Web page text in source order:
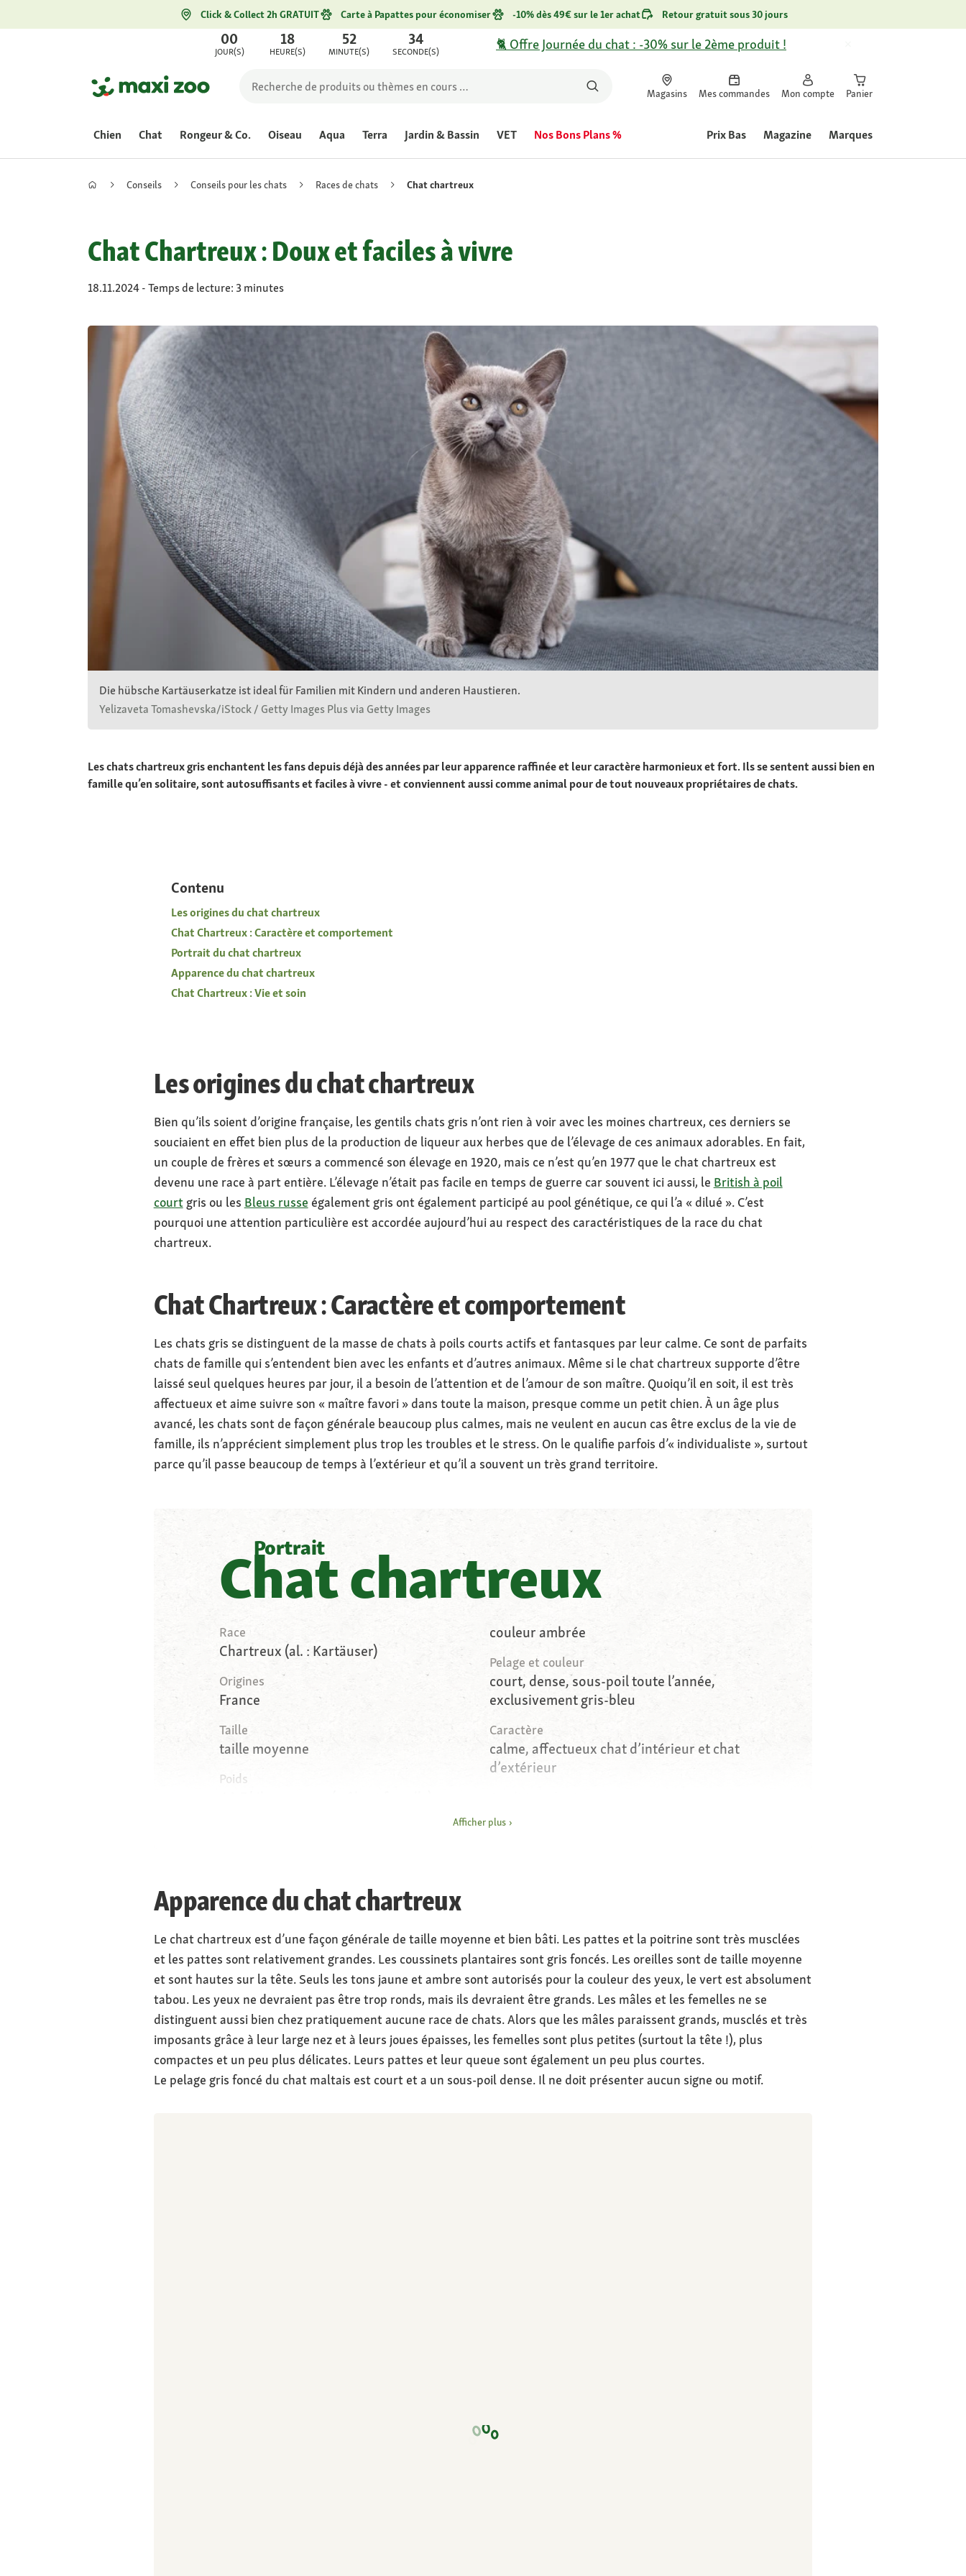
Click & Collect 2h GRATUIT Carte à Papattes pour économiser -10% dès 49€ sur le 1er achat Retour gratuit sous 30 jours
00
JOUR(S)
18
HEURE(S)
52
MINUTE(S)
34
SECONDE(S) 🐈 Offre Journée du chat : -30% sur le 2ème produit !
Magasins Mes commandes Mon compte Panier
Chien Chat Rongeur & Co. Oiseau Aqua Terra Jardin & Bassin VET Nos Bons Plans % Prix Bas Magazine Marques
Conseils Conseils pour les chats Races de chats Chat chartreux
Chat Chartreux : Doux et faciles à vivre
18.11.2024 - Temps de lecture: 3 minutes
Die hübsche Kartäuserkatze ist ideal für Familien mit Kindern und anderen Haustieren.
Yelizaveta Tomashevska/iStock / Getty Images Plus via Getty Images
Les chats chartreux gris enchantent les fans depuis déjà des années par leur apparence raffinée et leur caractère harmonieux et fort. Ils se sentent aussi bien en
famille qu’en solitaire, sont autosuffisants et faciles à vivre - et conviennent aussi comme animal pour de tout nouveaux propriétaires de chats.
Contenu
Les origines du chat chartreux
Chat Chartreux : Caractère et comportement
Portrait du chat chartreux
Apparence du chat chartreux
Chat Chartreux : Vie et soin
Les origines du chat chartreux
Bien qu’ils soient d’origine française, les gentils chats gris n’ont rien à voir avec les moines chartreux, ces derniers se
souciaient en effet bien plus de la production de liqueur aux herbes que de l’élevage de ces animaux adorables. En fait,
un couple de frères et sœurs a commencé son élevage en 1920, mais ce n’est qu’en 1977 que le chat chartreux est
devenu une race à part entière. L’élevage n’était pas facile en temps de guerre car souvent ici aussi, le British à poil
courtgris ou les Bleus russe également gris ont également participé au pool génétique, ce qui l’a « dilué ». C’est
pourquoi une attention particulière est accordée aujourd’hui au respect des caractéristiques de la race du chat
chartreux.
Chat Chartreux : Caractère et comportement
Les chats gris se distinguent de la masse de chats à poils courts actifs et fantasques par leur calme. Ce sont de parfaits
chats de famille qui s’entendent bien avec les enfants et d’autres animaux. Même si le chat chartreux supporte d’être
laissé seul quelques heures par jour, il a besoin de l’attention et de l’amour de son maître. Quoiqu’il en soit, il est très
affectueux et aime suivre son « maître favori » dans toute la maison, presque comme un petit chien. À un âge plus
avancé, les chats sont de façon générale beaucoup plus calmes, mais ne veulent en aucun cas être exclus de la vie de
famille, ils n’apprécient simplement plus trop les troubles et le stress. On le qualifie parfois d’« individualiste », surtout
parce qu’il passe beaucoup de temps à l’extérieur et qu’il a souvent un très grand territoire.
Portrait
Chat chartreux
Race
Chartreux (al. : Kartäuser)
Origines
France
Taille
taille moyenne
Poids
couleur ambrée
Pelage et couleur
court, dense, sous-poil toute l’année,
exclusivement gris-bleu
Caractère
calme, affectueux chat d’intérieur et chat
d’extérieur
Chat d’intérieur et chat d’extérieur
Afficher plus
Apparence du chat chartreux
Le chat chartreux est d’une façon générale de taille moyenne et bien bâti. Les pattes et la poitrine sont très musclées
et les pattes sont relativement grandes. Les coussinets plantaires sont gris foncés. Les oreilles sont de taille moyenne
et sont hautes sur la tête. Seuls les tons jaune et ambre sont autorisés pour la couleur des yeux, le vert est absolument
tabou. Les yeux ne devraient pas être trop ronds, mais ils devraient être grands. Les mâles et les femelles ne se
distinguent aussi bien chez pratiquement aucune race de chats. Alors que les mâles paraissent grands, musclés et très
imposants grâce à leur large nez et à leurs joues épaisses, les femelles sont plus petites (surtout la tête !), plus
compactes et un peu plus délicates. Leurs pattes et leur queue sont également un peu plus courtes.
Le pelage gris foncé du chat maltais est court et a un sous-poil dense. Il ne doit présenter aucun signe ou motif.